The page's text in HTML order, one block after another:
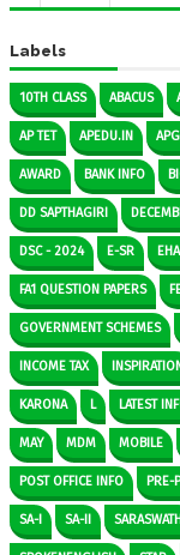
Labels
10TH CLASS ABACUS
AP TET APEDU.IN
AWARD BANK INFO
DD SAPTHAGIRI
DSC - 2024 E-SR
FA1 QUESTION PAPERS
GOVERNMENT SCHEMES
INCOME TAX
KARONA L LATEST
MAY MDM MOBILE
POST OFFICE INFO PRE-
SA-I SA-II